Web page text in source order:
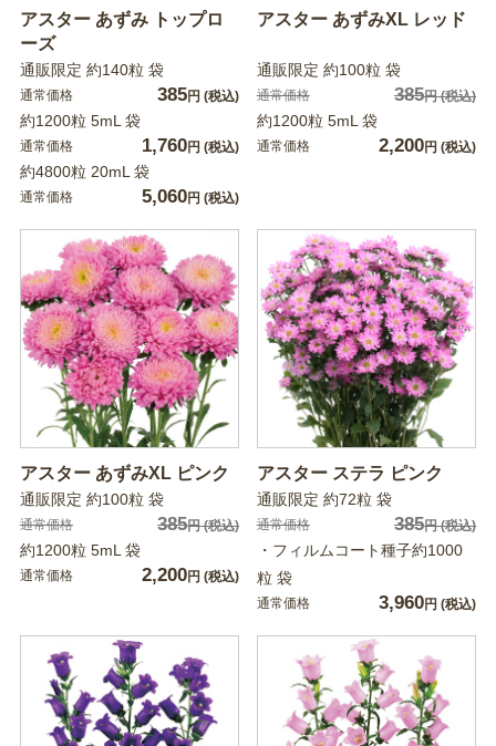
アスター あずみ トップロ
ーズ
通販限定 約140粒 袋
通常価格 385円 (税込)
約1200粒 5mL 袋
通常価格 1,760円 (税込)
約4800粒 20mL 袋
通常価格 5,060円 (税込)
アスター あずみXL レッド
通販限定 約100粒 袋
通常価格 385円(税込)
約1200粒 5mL 袋
通常価格 2,200円 (税込)
アスター あずみXL ピンク
通販限定 約100粒 袋
通常価格 385円(税込)
約1200粒 5mL 袋
通常価格 2,200円 (税込)
アスター ステラ ピンク
通販限定 約72粒 袋
通常価格 385円(税込)
・フィルムコート種子約1000
粒 袋
通常価格 3,960円 (税込)